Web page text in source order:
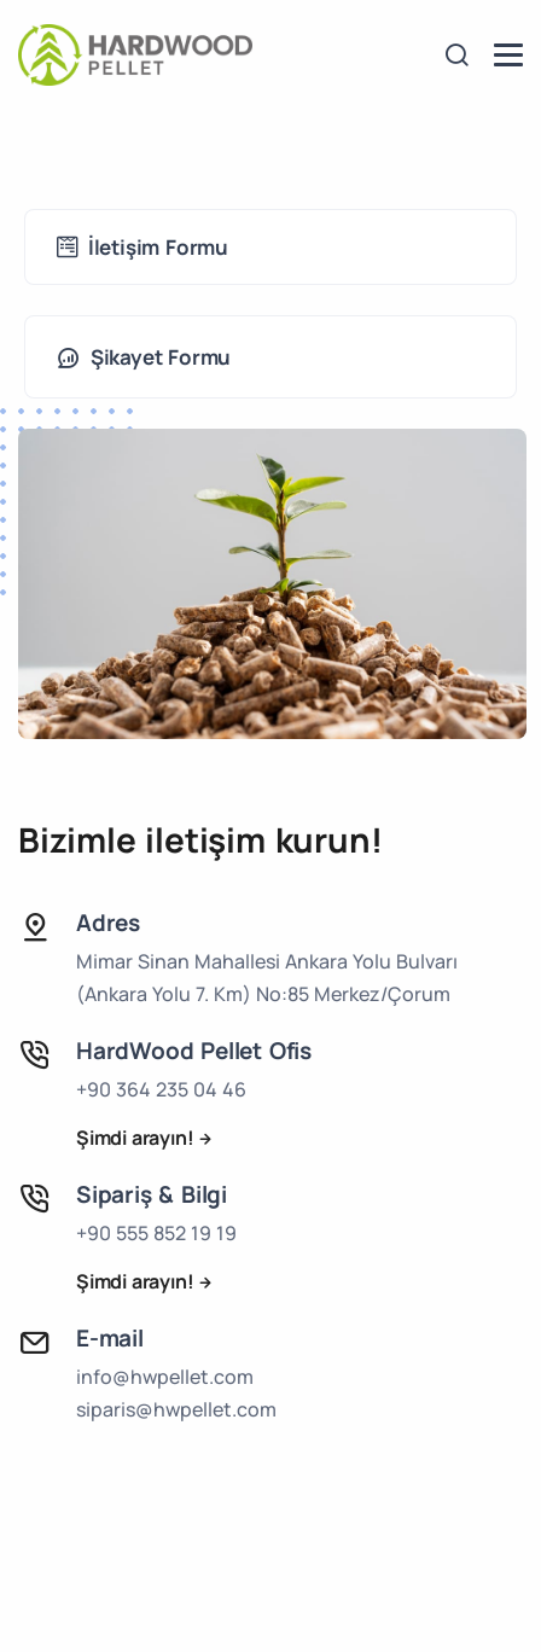
İletişim Formu
Şikayet Formu
Bizimle iletişim kurun!
Adres
Mimar Sinan Mahallesi Ankara Yolu Bulvarı
(Ankara Yolu 7. Km) No:85 Merkez/Çorum
HardWood Pellet Ofis
+90 364 235 04 46
Şimdi arayın!
Sipariş & Bilgi
+90 555 852 19 19
Şimdi arayın!
E-mail
info@hwpellet.com
siparis@hwpellet.com